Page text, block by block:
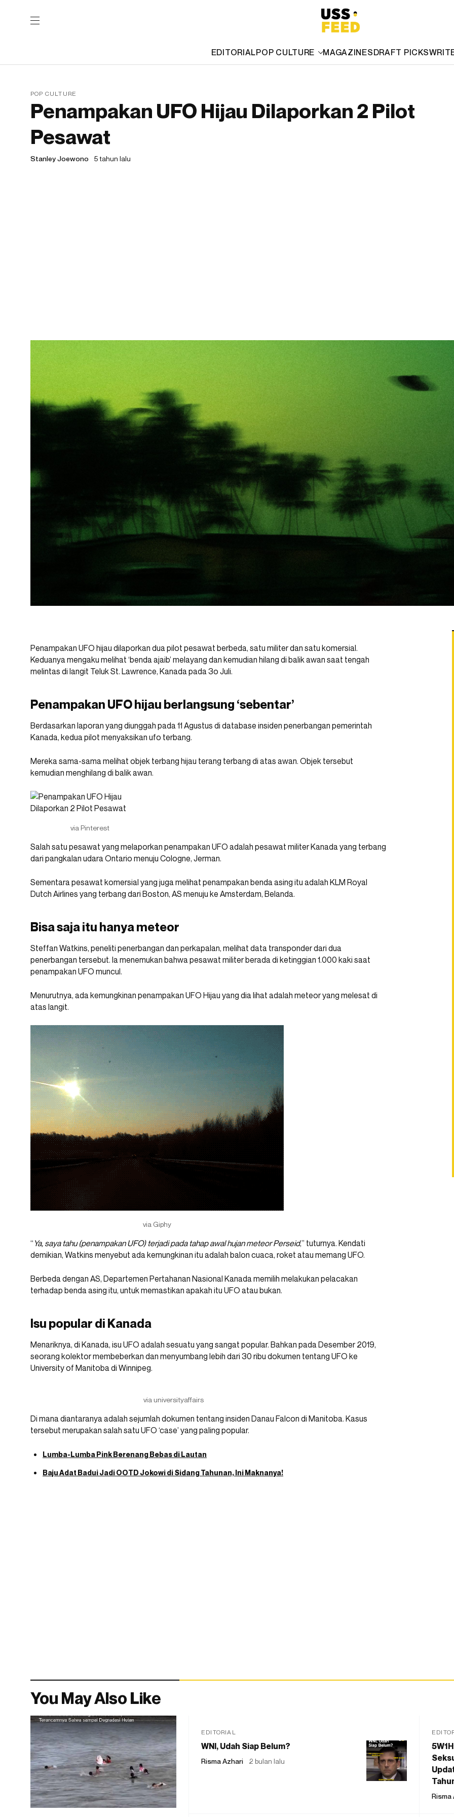
EDITORIALPOP CULTURE MAGAZINESDRAFT PICKS
POP CULTURE
Penampakan UFO Hijau Dilaporkan 2 Pilot
Pesawat
Stanley Joewono 5 tahun lalu
Penampakan UFO hijau dilaporkan dua pilot pesawat berbeda, satu militer dan satu komersial.
Keduanya mengaku melihat ‘benda ajaib’ melayang dan kemudian hilang di balik awan saat tengah
melintas di langit Teluk St. Lawrence, Kanada pada 3o Juli.
Penampakan UFO hijau berlangsung ‘sebentar’
Berdasarkan laporan yang diunggah pada 11 Agustus di database insiden penerbangan pemerintah
Kanada, kedua pilot menyaksikan ufo terbang.
Mereka sama-sama melihat objek terbang hijau terang terbang di atas awan. Objek tersebut
kemudian menghilang di balik awan.
via Pinterest
Salah satu pesawat yang melaporkan penampakan UFO adalah pesawat militer Kanada yang terbang
dari pangkalan udara Ontario menuju Cologne, Jerman.
Sementara pesawat komersial yang juga melihat penampakan benda asing itu adalah KLM Royal
Dutch Airlines yang terbang dari Boston, AS menuju ke Amsterdam, Belanda.
Bisa saja itu hanya meteor
Steffan Watkins, peneliti penerbangan dan perkapalan, melihat data transponder dari dua
penerbangan tersebut. Ia menemukan bahwa pesawat militer berada di ketinggian 1.000 kaki saat
penampakan UFO muncul.
Menurutnya, ada kemungkinan penampakan UFO Hijau yang dia lihat adalah meteor yang melesat di
atas langit.
via Giphy
“ Ya, saya tahu (penampakan UFO) terjadi pada tahap awal hujan meteor Perseid,” tuturnya. Kendati
demikian, Watkins menyebut ada kemungkinan itu adalah balon cuaca, roket atau memang UFO.
Berbeda dengan AS, Departemen Pertahanan Nasional Kanada memilih melakukan pelacakan
terhadap benda asing itu, untuk memastikan apakah itu UFO atau bukan.
Isu popular di Kanada
Menariknya, di Kanada, isu UFO adalah sesuatu yang sangat popular. Bahkan pada Desember 2019,
seorang kolektor membeberkan dan menyumbang lebih dari 30 ribu dokumen tentang UFO ke
University of Manitoba di Winnipeg.
via universityaffairs
Di mana diantaranya adalah sejumlah dokumen tentang insiden Danau Falcon di Manitoba. Kasus
tersebut merupakan salah satu UFO ‘case’ yang paling popular.
Lumba-Lumba Pink Berenang Bebas di Lautan
Baju Adat Badui Jadi OOTD Jokowi di Sidang Tahunan, Ini Maknanya!
You May Also Like
EDITORIAL
WNI, Udah Siap Belum?
Risma Azhari 2 bulan lalu
Risma